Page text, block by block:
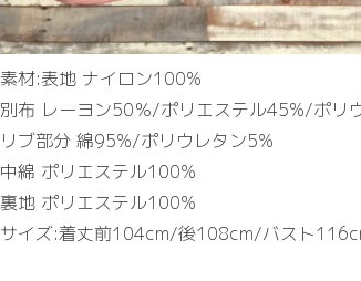
素材:表地 ナイロン100%
別布 レーヨン50％/ポリエステル45%/ポリ
リブ部分 綿95%/ポリウレタン5%
中綿 ポリエステル100%
裏地 ポリエステル100%
サイズ:着丈前104cm/後108cm/バスト